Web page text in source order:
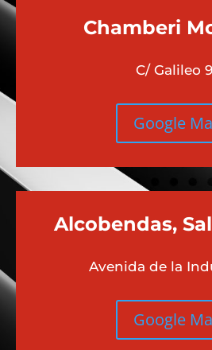
Chamberi
C/ Galileo
Google
Alcobendas,
Avenida de la
Google